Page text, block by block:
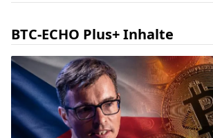
BTC-ECHO Plus+ Inhalte